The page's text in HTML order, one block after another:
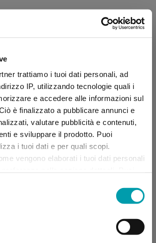
trattiamo i tuoi dati personali, ad
IP, utilizzando tecnologie quali i
e accedere alle informazioni sul
è finalizzato a pubblicare annunci e
valutare pubblicità e contenuti,
e sviluppare il prodotto. Puoi
i tuoi dati e per quali scopi.
vengono elaborati i tuoi dati personali
sui “
client-side exception has occurred (see the
console for more information)